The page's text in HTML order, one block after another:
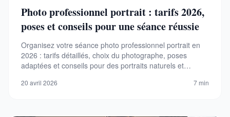
Photo professionnel portrait : tarifs 2026,
poses et conseils pour une séance réussie
Organisez votre séance photo professionnel portrait en
2026 : tarifs détaillés, choix du photographe, poses
adaptées et conseils pour des portraits naturels et
20 avril 2026 7 min